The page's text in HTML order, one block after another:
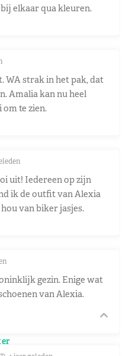
elkaar qua kleuren.
WA strak in het pak, dat
Amalia kan nu heel
te zien.
uit! Iedereen op zijn
ik de outfit van Alexia
van biker jasjes.
gezin. Enige wat
van Alexia.